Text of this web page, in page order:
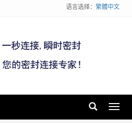
语言选择： 繁體中文